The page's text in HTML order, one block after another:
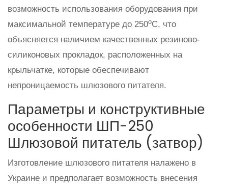
возможность использования оборудования при
максимальной температуре до 250оС, что
объясняется наличием качественных резиново-
силиконовых прокладок, расположенных на
крыльчатке, которые обеспечивают
непроницаемость шлюзового питателя.
Параметры и конструктивные
особенности ШП-250
Шлюзовой питатель (затвор)
Изготовление шлюзового питателя налажено в
Украине и предполагает возможность внесения